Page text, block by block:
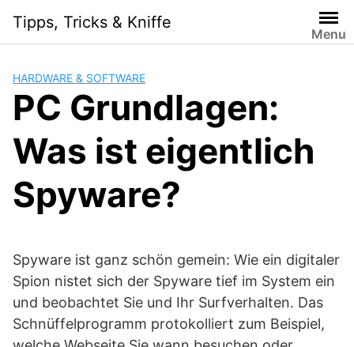
content
Tipps, Tricks & Kniffe
Menu
HARDWARE & SOFTWARE
PC Grundlagen:
Was ist eigentlich
Spyware?
Spyware ist ganz schön gemein: Wie ein digitaler
Spion nistet sich der Spyware tief im System ein
und beobachtet Sie und Ihr Surfverhalten. Das
Schnüffelprogramm protokolliert zum Beispiel,